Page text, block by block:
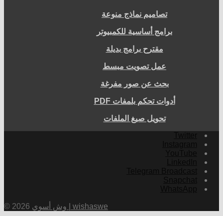
تصاميم نماذج منوعة
برامج أساسية للكمبيوتر
مقترح برامج بديلة
عمل تصويت مبسط
بحث عن صور مفرغة
أدوات تحكم بلمفات PDF
تحويل صيغ الملفات
© 2026 وش أسوي | wishaswe